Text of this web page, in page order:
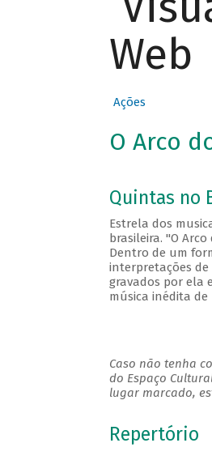
Web
Ações
O Arco
Quintas no
Estrela dos
brasileira. "O
Dentro de um
interpretações de
gravados por ela
música inédita
Caso não tenha
do Espaço
lugar marcado,
Repertório